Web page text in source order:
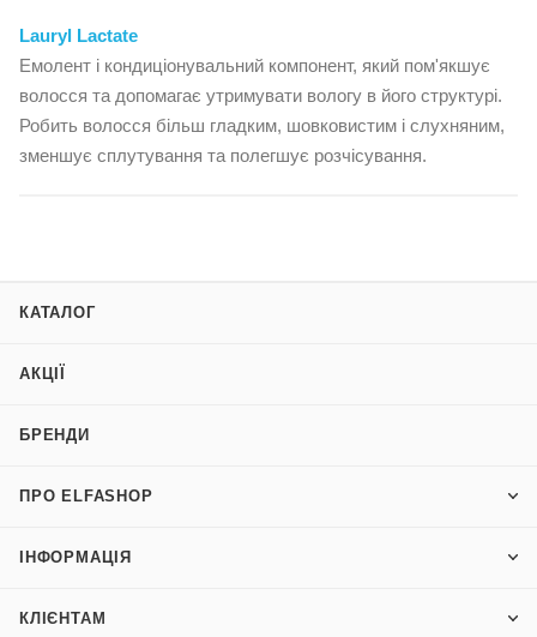
Lauryl Lactate
Емолент і кондиціонувальний компонент, який пом'якшує
волосся та допомагає утримувати вологу в його структурі.
Робить волосся більш гладким, шовковистим і слухняним,
зменшує сплутування та полегшує розчісування.
КАТАЛОГ
АКЦІЇ
БРЕНДИ
ПРО ELFASHOP
ІНФОРМАЦІЯ
КЛІЄНТАМ